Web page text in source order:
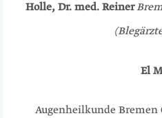
Holle, Dr. med. Reiner
El
Augenheilkunde Bremen